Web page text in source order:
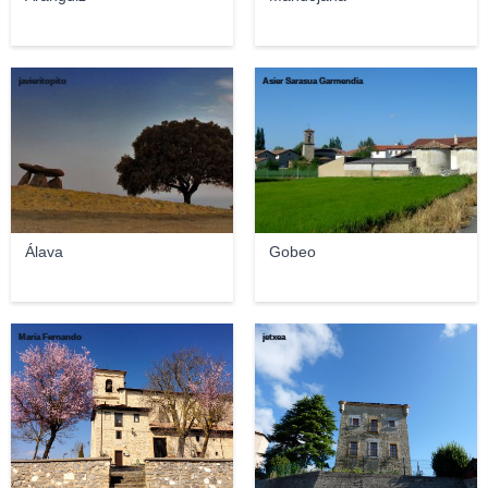
Álava
javieritopito
Gobeo
Asier Sarasua Garmendia
María Fernando jetxea